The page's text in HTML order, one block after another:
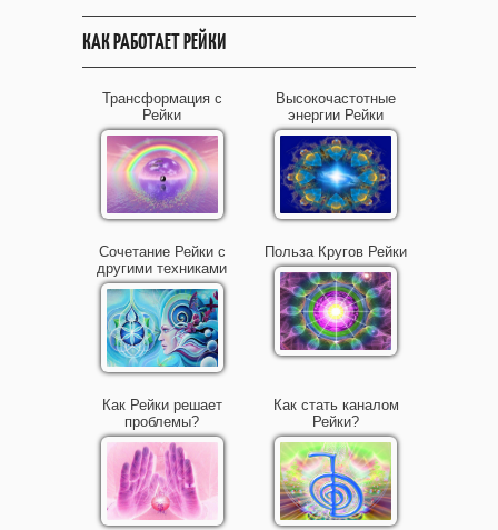
КАК РАБОТАЕТ РЕЙКИ
Трансформация с
Рейки
Высокочастотные
энергии Рейки
Сочетание Рейки с
другими техниками
Польза Кругов Рейки
Как Рейки решает
проблемы?
Как стать каналом
Рейки?